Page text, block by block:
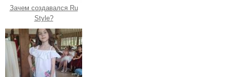
Зачем создавался Ru
Style?